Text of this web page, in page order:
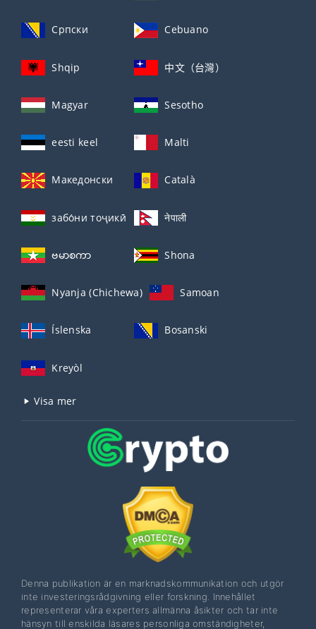
Српски Cebuano
Shqip 中文（台灣）
Magyar Sesotho
eesti keel Malti
Македонски Català
забо́ни тоҷикӣ́ नेपाली
ဗမာစကာ Shona
Nyanja (Chichewa) Samoan
Íslenska Bosanski
Kreyòl
Visa mer
Denna publikation är en marknadskommunikation och utgör
inte investeringsrådgivning eller forskning. Innehållet
representerar våra experters allmänna åsikter och tar inte
hänsyn till enskilda läsares personliga omständigheter,